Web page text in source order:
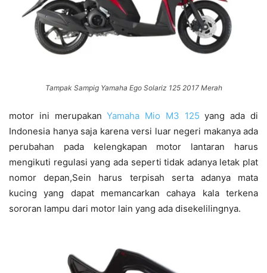
Tampak Sampig Yamaha Ego Solariz 125 2017 Merah
motor ini merupakanYamaha Mio M3 125 yang ada di
Indonesia hanya saja karena versi luar negeri makanya ada
perubahan pada kelengkapan motor lantaran harus
mengikuti regulasi yang ada seperti tidak adanya letak plat
nomor depan,Sein harus terpisah serta adanya mata
kucing yang dapat memancarkan cahaya kala terkena
sororan lampu dari motor lain yang ada disekelilingnya.